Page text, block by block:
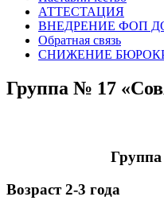
АТТЕСТАЦИЯ
ВНЕДРЕНИЕ ФОП
Обратная связь
СНИЖЕНИЕ
Группа № 17
Групп
Возраст 2-3 года